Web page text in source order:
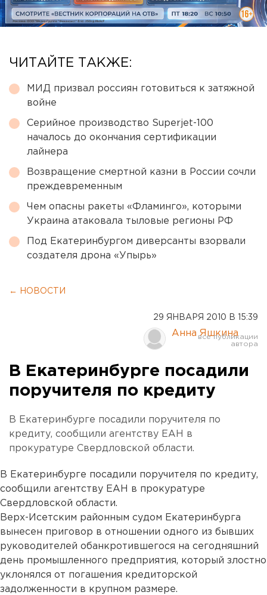
ЧИТАЙТЕ ТАКЖЕ:
МИД призвал россиян готовиться к затяжной
войне
Серийное производство Superjet-100
началось до окончания сертификации
лайнера
Возвращение смертной казни в России сочли
преждевременным
Чем опасны ракеты «Фламинго», которыми
Украина атаковала тыловые регионы РФ
Под Екатеринбургом диверсанты взорвали
создателя дрона «Упырь»
← НОВОСТИ
29 ЯНВАРЯ 2010 В 15:39
Анна Яшкина
В Екатеринбурге посадили
поручителя по кредиту
В Екатеринбурге посадили поручителя по
кредиту, сообщили агентству ЕАН в
прокуратуре Свердловской области.
В Екатеринбурге посадили поручителя по кредиту,
сообщили агентству ЕАН в прокуратуре
Свердловской области.
Верх-Исетским районным судом Екатеринбурга
вынесен приговор в отношении одного из бывших
руководителей обанкротившегося на сегодняшний
день промышленного предприятия, который злостно
уклонялся от погашения кредиторской
задолженности в крупном размере.